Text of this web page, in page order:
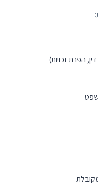
הפרת זכויות)